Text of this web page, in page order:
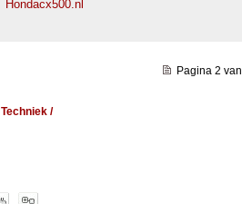
Hondacx500.nl
Pagina 2
Techniek/